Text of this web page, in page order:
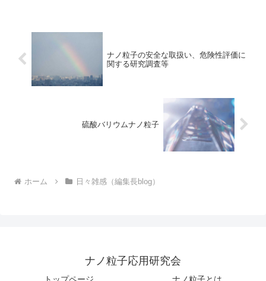
ナノ粒子の安全な取扱い、危険性評価に
関する研究調査等
硫酸バリウムナノ粒子
ホーム 日々雑感（編集長blog）
ナノ粒子応用研究会
トップページ ナノ粒子とは